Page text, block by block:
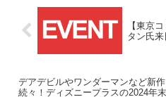
【東京
タン氏来
デアデビルやワンダーマンなど新作
続々！ディズニープラスの2024年